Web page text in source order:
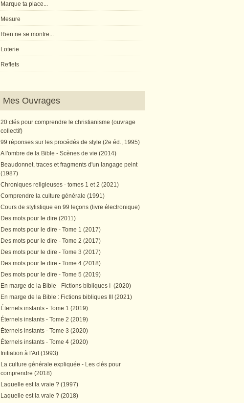
Marque ta place...
Mesure
Rien ne se montre...
Loterie
Reflets
Mes Ouvrages
20 clés pour comprendre le christianisme (ouvrage
collectif)
99 réponses sur les procédés de style (2e éd., 1995)
A l'ombre de la Bible - Scènes de vie (2014)
Beaudonnet, traces et fragments d'un langage peint
(1987)
Chroniques religieuses - tomes 1 et 2 (2021)
Comprendre la culture générale (1991)
Cours de stylistique en 99 leçons (livre électronique)
Des mots pour le dire (2011)
Des mots pour le dire - Tome 1 (2017)
Des mots pour le dire - Tome 2 (2017)
Des mots pour le dire - Tome 3 (2017)
Des mots pour le dire - Tome 4 (2018)
Des mots pour le dire - Tome 5 (2019)
En marge de la Bible - Fictions bibliques I (2020)
En marge de la Bible : Fictions bibliques III (2021)
Éternels instants - Tome 1 (2019)
Éternels instants - Tome 2 (2019)
Éternels instants - Tome 3 (2020)
Éternels instants - Tome 4 (2020)
Initiation à l'Art (1993)
La culture générale expliquée - Les clés pour
comprendre (2018)
Laquelle est la vraie ? (1997)
Laquelle est la vraie ? (2018)